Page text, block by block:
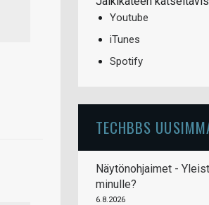
Youtube
iTunes
Spotify
TECHBBS
Näytönohjaimet -
minulle?
6.8.2026